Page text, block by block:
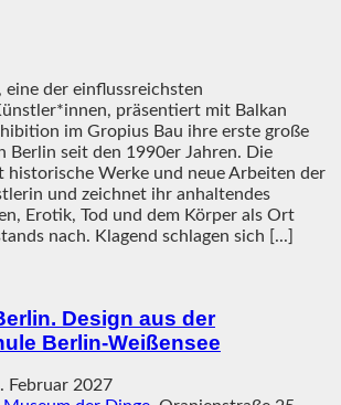
eine der einflussreichsten
präsentiert mit Balkan
im Gropius Bau ihre erste große
Berlin seit den 1990er Jahren. Die
historische Werke und neue Arbeiten der
und zeichnet ihr anhaltendes
Erotik, Tod und dem Körper als Ort
nach. Klagend schlagen sich [...]
Design aus der
Berlin-Weißensee
Februar 2027